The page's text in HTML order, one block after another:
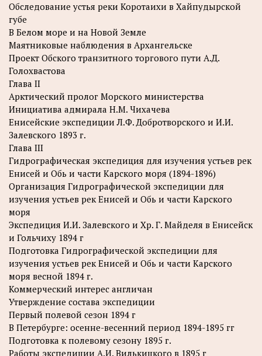
Обследование устья реки Коротаихи в Хайпудырской
губе
В Белом море и на Новой Земле
Маятниковые наблюдения в Архангельске
Проект Обского транзитного торгового пути А.Д.
Голохвастова
Глава II
Арктический пролог Морского министерства
Инициатива адмирала Н.М. Чихачева
Енисейские экспедиции Л.Ф. Добротворского и И.И.
Залевского 1893 г.
Глава III
Гидрографическая экспедиция для изучения устьев рек
Енисей и Обь и части Карского моря (1894-1896)
Организация Гидрографической экспедиции для
изучения устьев рек Енисей и Обь и части Карского
моря
Экспедиция И.И. Залевского и Хр. Г. Майделя в Енисейск
и Гольчиху 1894 г
Подготовка Гидрографической экспедиции для
изучения устьев рек Енисей и Обь и части Карского
моря весной 1894 г.
Коммерческий интерес англичан
Утверждение состава экспедиции
Первый полевой сезон 1894 г
В Петербурге: осенне-весенний период 1894-1895 гг
Подготовка к полевому сезону 1895 г.
Работы экспедиции А.И. Вилькицкого в 1895 г